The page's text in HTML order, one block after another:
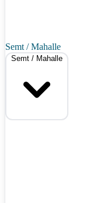
Semt / Mahalle
Semt / Mahalle